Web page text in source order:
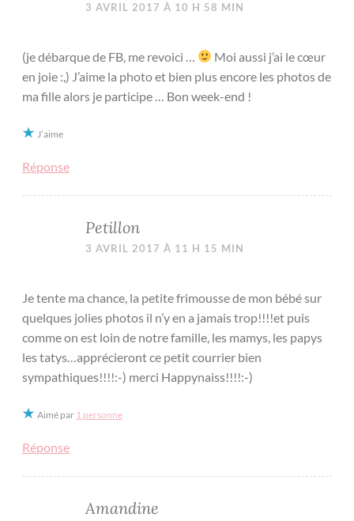
3 AVRIL 2017 À 10 H 58 MIN
(je débarque de FB, me revoici …
Moi aussi j’ai le cœur
en joie :,) J’aime la photo et bien plus encore les photos de
ma fille alors je participe … Bon week-end !
J’aime
Réponse
Petillon
3 AVRIL 2017 À 11 H 15 MIN
Je tente ma chance, la petite frimousse de mon bébé sur
quelques jolies photos il n’y en a jamais trop!!!!et puis
comme on est loin de notre famille, les mamys, les papys
les tatys…apprécieront ce petit courrier bien
sympathiques!!!!:-) merci Happynaiss!!!!:-)
Aimé par 1 personne
Réponse
Amandine